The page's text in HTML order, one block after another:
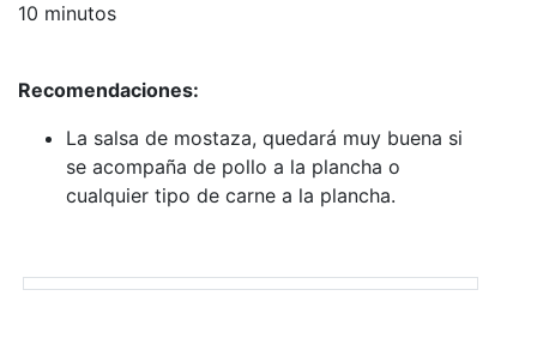
10 minutos
Recomendaciones:
La salsa de mostaza, quedará muy buena si
se acompaña de pollo a la plancha o
cualquier tipo de carne a la plancha.